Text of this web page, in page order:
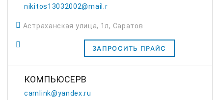
nikitos13032002@mail.ru
Астраханская улица, 1л, Саратов
ЗАПРОСИТЬ ПРАЙС
КОМПЬЮСЕРВ
camlink@yandex.ru